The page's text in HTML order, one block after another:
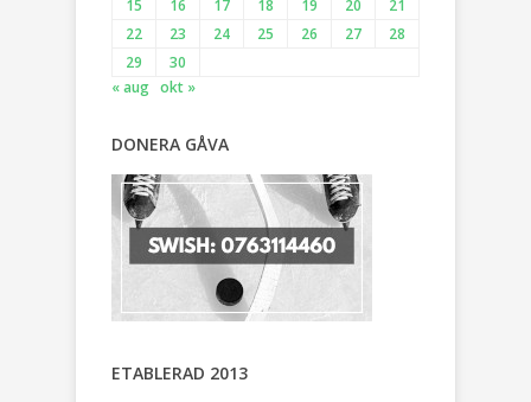
15
16 17 18 19 20
21
22
23 24 25 26 27
28
29
30
« aug okt »
DONERA GÅVA
ETABLERAD 2013